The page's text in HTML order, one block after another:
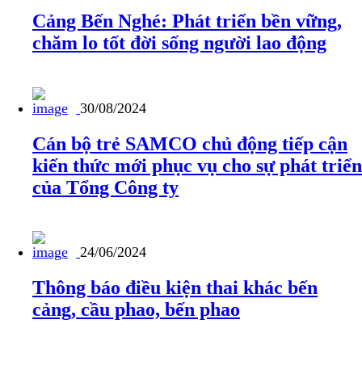
Cảng Bến Nghé: Phát triển bền vững,
chăm lo tốt đời sống người lao động
30/08/2024
Cán bộ trẻ SAMCO chủ động tiếp cận
kiến thức mới phục vụ cho sự phát triển
của Tổng Công ty
24/06/2024
Thông báo điều kiện thai khác bến
cảng, cầu phao, bến phao